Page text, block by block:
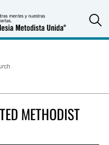
METHODIST